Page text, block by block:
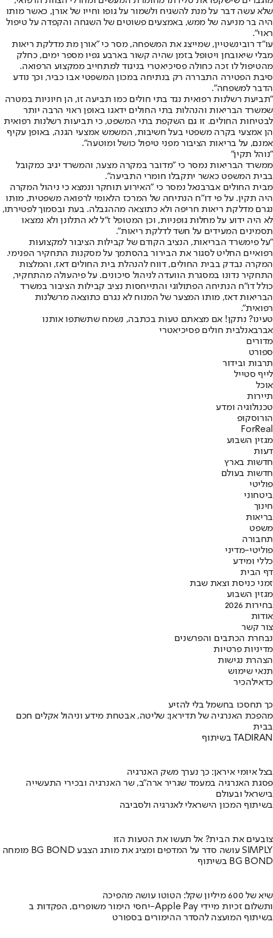
שלא עשה דבר על מנת להשגיח ולשמור על גופו וחייו של אורן, כאשר מותו
היה בר מניעה של ממש, באמצעים פשוטים של השגחה והקפדה על טיפול
ראוי".
עו"ד רובינשטיין, שמייצג את המשפחה, מסר כי "אורן מת מדלקת ריאות
מבלי שיאובחן ויטופל בזמן שהיה קשור בארבע גפיו מספר ימים, כחלק
מהטיפול לו זכה כחולה פסיכיאטרי בניגוד למתחייב ממקצוע הרפואה.
סיבת הפטירה התבררה רק בנתיחה במכון המשפטי אבו כביר, וכך נודע
הדבר למשפחה".
"תביעת רשלנות רפואית נגד בתי חולים כמו תביעה זו, הן חיוניות במטרה
שמשרד הבריאות והנהלות בתי החולים ידאגו באופן ראוי הרבה יותר
לבטיחות החולים. זו גם השקפת בתי המשפט, כי תביעות רשלנות רפואית
הן אמצעי בקרה משפטי בעל חשיבות, המשמש אמצעי הגנה, באופן עקיף
אמנם, על בריאות הציבור מפני טיפול כושל ומוטעה".
"נוהל תקין"
ממשרד הבריאות נמסר כי "מדובר במקרה מצער, והמשרד יגיב כמקובל
בבית המשפט כאשר יתקבלו חומרי התביעה".
מבית החולים אברבנאל נמסר כי "האירוע תוחקר ונמצא כי ניהול המקרה
היה תקין. על פי דו"ח הנתיחה של המרכז הלאומי לרפואה משפטית, מותו
נגרם מדלקת ריאות חריפה ולא כתוצאה מההגבלה. בעת ובסמוך לפטירתו,
לא היה ידוע על מחלות גופניות, וכן המטופל ז"ל לא התלונן ולא נמצאו
תסמינים המעידים על חשד לדלקת ריאות".
"על פימשרד הבריאות, הנציב הקודם של קבילות הציבור למקצועות
רפואיים החליט לסגור את הבירור בהסתמך על מסקנות התחקיר הפנימי.
המקרה נבדק בבית החולים, דווח להנהלת בית החולים דאז, והמלצות
התחקיר נדונו במסגרת הוועדה לניהול סיכונים. על פיהעולה מהתחקיר,
כולל דו"ח הנתיחה הפתולוגי והתייחסות נציב קבילות הציבור במשרד
הבריאות דאז, מותו המצער של המנוח לא נגרם כתוצאה מרשלנות
רפואית".
טעינו? נתקן! אם מצאתם טעות בכתבה, נשמח שתשתפו אותנו
אברבאנלבית חולים פסיכיאטרי
מדורים
ספורט
תרבות ובידור
לייף סטייל
אוכל
תיירות
טכנולוגיה ומדע
הורוסקופ
ForReal
מגזין השבוע
דעות
חדשות בארץ
חדשות בעולם
פוליטי
ביטחוני
חינוך
בריאות
משפט
תחבורה
פוליטי-מדיני
כללי ומידע
דף הבית
זמני כניסת וצאת שבת
מגזין השבוע
בחירות 2026
אודות
צור קשר
נבחרת הכתבים והפרשנים
מדיניות פרטיות
הצהרת נגישות
תנאי שימוש
כדאילהכיר
כך תחסכו בחשמל בלי להזיע
מהפכת האנרגיה של תדיראן: שליטה, אבטחת מידע וניהול אקלים חכם
בבית
בשיתוף TADIRAN
בצל איומי איראן: כך נערך משק האנרגיה
פסגת האנרגיה במעמד שגריר ארה"ב, שר האנרגיה ובכירי התעשייה
בישראל ובעולם
בשיתוף המכון הישראלי לאנרגיה ולסביבה
צובעים את הבית? אל תעשו את הטעות הזו
מומחה BG BOND עושה סדר על המדפים ומציג את מותג הצבע SIMPLY
בשיתוף BG BOND
שיא של 600 מיליון שקל: הטוטו עושה מהפיכה
יחסי הימור משופרים, הפקדות ב-Apple Pay ותשלום זכיות מיידי
בשיתוף המועצה להסדר ההימורים בספורט